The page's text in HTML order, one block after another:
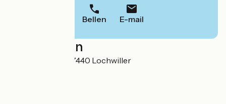
Bellen E-mail
Localisation
5 rue de l'Eglise 67440 Lochwiller